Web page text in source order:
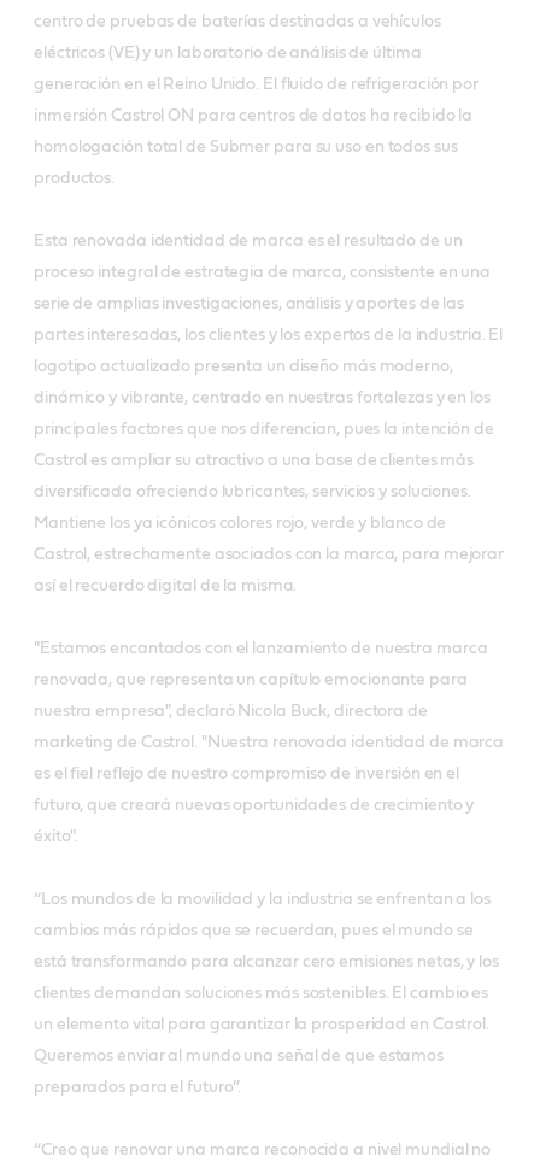
centro de pruebas de baterías destinadas a vehículos
eléctricos (VE) y un laboratorio de análisis de última
generación en el Reino Unido. El fluido de refrigeración por
inmersión Castrol ON para centros de datos ha recibido la
homologación total de Submer para su uso en todos sus
productos.
Esta renovada identidad de marca es el resultado de un
proceso integral de estrategia de marca, consistente en una
serie de amplias investigaciones, análisis y aportes de las
partes interesadas, los clientes y los expertos de la industria. El
logotipo actualizado presenta un diseño más moderno,
dinámico y vibrante, centrado en nuestras fortalezas y en los
principales factores que nos diferencian, pues la intención de
Castrol es ampliar su atractivo a una base de clientes más
diversificada ofreciendo lubricantes, servicios y soluciones.
Mantiene los ya icónicos colores rojo, verde y blanco de
Castrol, estrechamente asociados con la marca, para mejorar
así el recuerdo digital de la misma.
"Estamos encantados con el lanzamiento de nuestra marca
renovada, que representa un capítulo emocionante para
nuestra empresa", declaró Nicola Buck, directora de
marketing de Castrol. "Nuestra renovada identidad de marca
es el fiel reflejo de nuestro compromiso de inversión en el
futuro, que creará nuevas oportunidades de crecimiento y
éxito".
“Los mundos de la movilidad y la industria se enfrentan a los
cambios más rápidos que se recuerdan, pues el mundo se
está transformando para alcanzar cero emisiones netas, y los
clientes demandan soluciones más sostenibles. El cambio es
un elemento vital para garantizar la prosperidad en Castrol.
Queremos enviar al mundo una señal de que estamos
preparados para el futuro”.
“Creo que renovar una marca reconocida a nivel mundial no